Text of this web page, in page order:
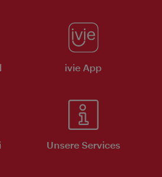
ivie App
Unsere Services